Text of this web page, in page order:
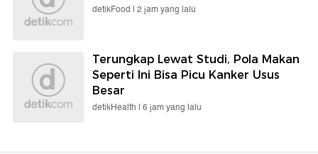
detikFood | 2 jam yang lalu
Terungkap Lewat Studi, Pola Makan
Seperti Ini Bisa Picu Kanker Usus
Besar
detikHealth | 6 jam yang lalu